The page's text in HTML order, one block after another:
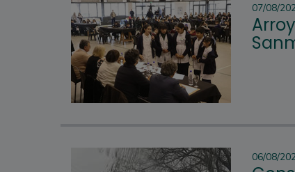
07/08/
06/08/